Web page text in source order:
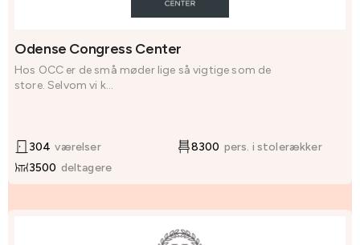
Odense Congress Center
Hos OCC er de små møder lige så vigtige som de
store. Selvom vi k...
304 værelser 8300 pers. i stolerækker
3500 deltagere